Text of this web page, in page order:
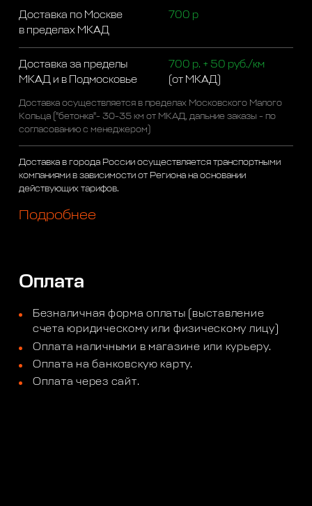
Доставка по Москве
в пределах МКАД
700 р
Доставка за пределы
МКАД и в Подмосковье
700 р. + 50 руб./км
(от МКАД)
Доставка осуществляется в пределах Московского Малого
Кольца ("бетонка"- 30-35 км от МКАД, дальние заказы - по
согласованию с менеджером)
Доставка в города России осуществляется транспортными
компаниями в зависимости от Региона на основании
действующих тарифов.
Подробнее
Оплата
Безналичная форма оплаты (выставление
счета юридическому или физическому лицу)
Оплата наличными в магазине или курьеру.
Оплата на банковскую карту.
Оплата через сайт.